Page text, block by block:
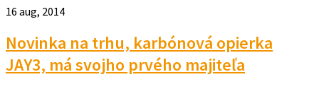
16 aug, 2014
Novinka na trhu, karbónová opierka
JAY3, má svojho prvého majiteľa